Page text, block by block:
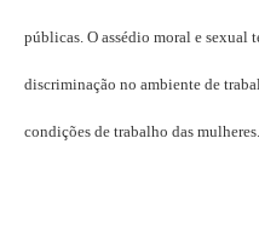
públicas. O assédio moral e sexual
discriminação no ambiente de
condições de trabalho das mulheres.